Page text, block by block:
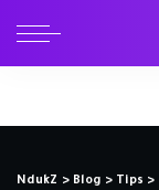
NdukZ > Blog > Tips >